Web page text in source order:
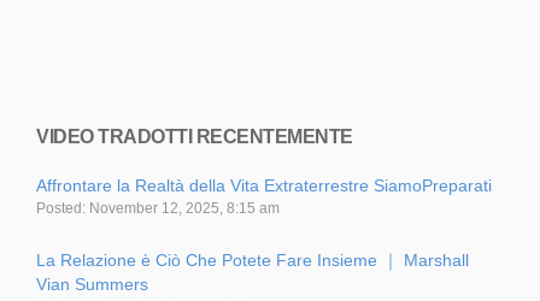
VIDEO TRADOTTI RECENTEMENTE
Affrontare la Realtà della Vita Extraterrestre SiamoPreparati
Posted: November 12, 2025, 8:15 am
La Relazione è Ciò Che Potete Fare Insieme ｜ Marshall
Vian Summers